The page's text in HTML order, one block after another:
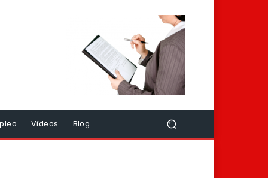
Vídeos Blog